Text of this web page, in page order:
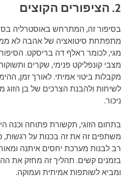
2. הציפורים הקוצים
בסיפור זה, המתרחש באוסטרליה
מתפתחת סיטואציה של אהבה לא
מגי, לכומר ראלף דה בריסקט.
מצבי קונפליקט פנימי, שקרים
מקבלות ביטוי אמיתי. לאורך זמן,
לשיחות ולהבנת הצרכים של בן הזוג
ניכור.
בתחום הזוגי, תקשורת פתוחה וכנה
משתפים זה את זה בכנות על רגשות,
רב לבנות מערכת יחסים איתנה
בזמנים קשים. תהליך זה מחזק את
ומביא לשותפות אמיתית ועמוקה.